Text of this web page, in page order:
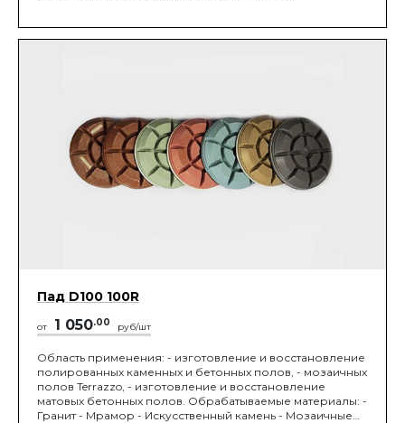
Пад D100 100R
от 1 050.00 руб/шт
Область применения: - изготовление и восстановление
полированных каменных и бетонных полов, - мозаичных
полов Terrazzo, - изготовление и восстановление
матовых бетонных полов. Обрабатываемые материалы: -
Гранит - Мрамор - Искусственный камень - Мозаичные